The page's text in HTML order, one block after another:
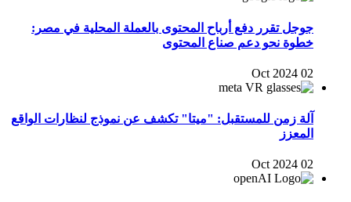
جوجل تقرر دفع أرباح المحتوى بالعملة المحلية في مصر:
خطوة نحو دعم صناع المحتوى
02 Oct 2024
آلة زمن للمستقبل: "ميتا" تكشف عن نموذج لنظارات الواقع
المعزز
02 Oct 2024